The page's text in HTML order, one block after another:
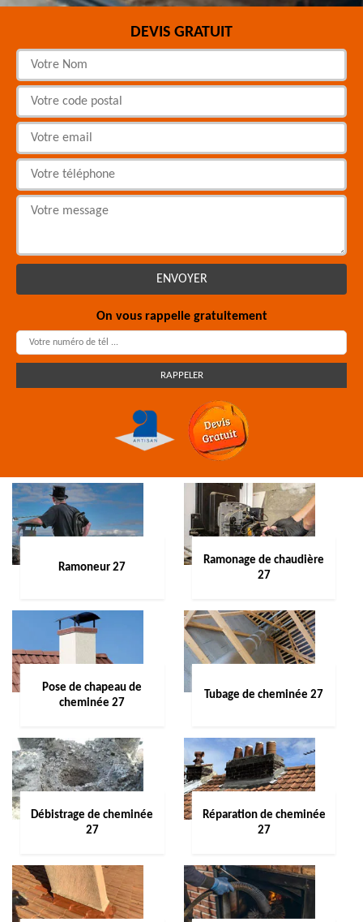
DEVIS GRATUIT
On vous rappelle gratuitement
Ramoneur 27
Ramonage de chaudière
27
Pose de chapeau de
cheminée 27
Tubage de cheminée 27
Débistrage de cheminée
27
Réparation de cheminée
27